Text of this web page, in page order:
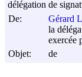
De:
Gérard
la
exercée
Objet:
de
délégation de